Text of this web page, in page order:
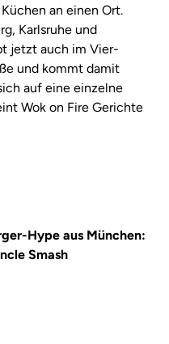
an einen Ort.
Karlsruhe und
jetzt auch im Vier-
und kommt damit
auf eine einzelne
Wok on Fire Gerichte
Hype aus München:
Smash